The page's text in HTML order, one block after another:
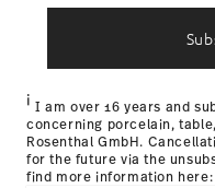
Nutzung der Dienste
i I am over 16 years and
concerning porcelain,
Rosenthal GmbH.
for the future via the
find more information here: